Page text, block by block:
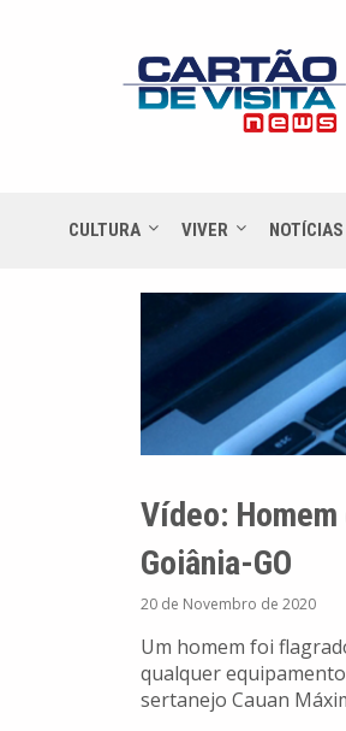
CULTURA VIVER NOTÍCIAS
Vídeo:
Goiânia-GO
20 de Novembro de 2020
Um homem foi
qualquer
sertanejo Cauan